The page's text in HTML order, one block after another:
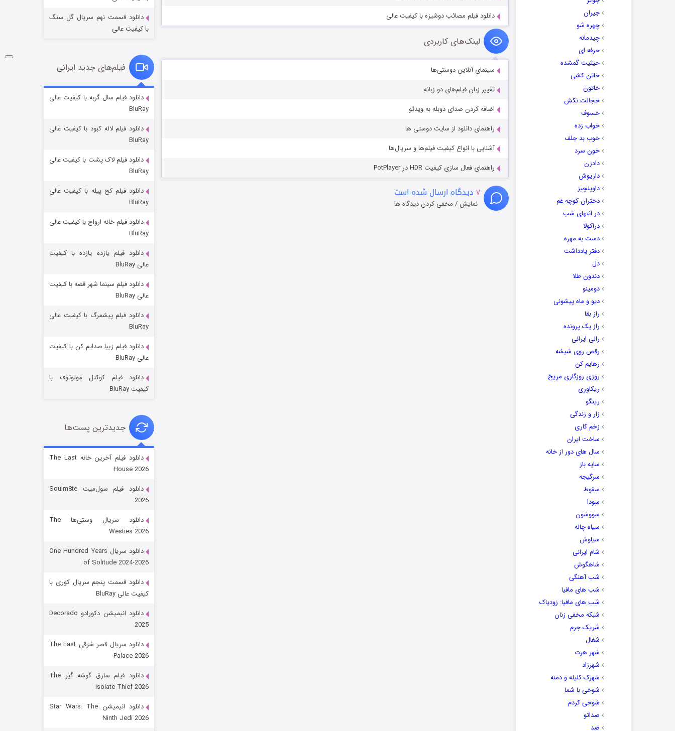
جیران
چهره شو
چیدمانه
حرفه ای
حیثیت گمشده
خائن کشی
خاتون
خجالت نکش
خسوف
خواب زده
خوب بد جلف
خون سرد
دادزن
داریوش
داوینچیز
دختران کوچه غم
در انتهای شب
دراکولا
دست به مهره
دفتر یادداشت
دل
دندون طلا
دومینو
دیو و ماه پیشونی
راز بقا
راز یک پرونده
رالی ایرانی
رقص روی شیشه
رهایم کن
روزی روزگاری مریخ
ریکاوری
رینگو
زار و زندگی
زخم کاری
ساخت ایران
سال های دور از خانه
سایه باز
سرگیجه
سقوط
سودا
سووشون
سیاه چاله
سیاوش
شام ایرانی
شاهگوش
شب آهنگی
شب های مافیا
شب های مافیا: زودیاک
شبکه مخفی زنان
شریک جرم
شغال
شهر هرت
شهرزاد
شهرک کلیله و دمنه
شوخی با شما
شوخی کردم
صداتو
ضد
دانلود فیلم مصائب دوشیزه با کیفیت عالی
لینک‌های کاربردی
سینمای آنلاین دوستی‌ها
تغییر زبان فیلم‌های دو زبانه
اضافه کردن صدای دوبله به ویدئو
راهنمای دانلود از سایت دوستی ها
آشنایی با انواع کیفیت فیلم‌ها و سریال‌ها
راهنمای فعال سازی کیفیت HDR در PotPlayer
۷ دیدگاه ارسال شده است
نمایش / مخفی کردن دیدگاه ها
شکست استوارت در نجات جهان
قسمت
شوگر فصل ۲
خاندان اژدها فصل ۳
قسمت
باب اسفنجی فصل ۱۷
قسمت
دانلود قسمت نهم سریال گل سنگ
با کیفیت عالی
فیلم‌های جدید ایرانی
دانلود فیلم سال گربه با کیفیت عالی
BluRay
دانلود فیلم لاله کبود با کیفیت عالی
BluRay
دانلود فیلم لاک پشت با کیفیت عالی
BluRay
دانلود فیلم کج‌ پیله با کیفیت عالی
BluRay
دانلود فیلم خانه ارواح با کیفیت عالی
BluRay
دانلود فیلم یازده یازده با کیفیت
عالی BluRay
دانلود فیلم سینما شهر قصه با کیفیت
عالی BluRay
دانلود فیلم پیشمرگ با کیفیت عالی
BluRay
دانلود فیلم زیبا صدایم کن با کیفیت
عالی BluRay
دانلود فیلم کوکتل مولوتوف با
کیفیت BluRay
جدیدترین پست‌ها
دانلود فیلم آخرین خانه The Last
House 2026
دانلود فیلم سول‌میت Soulm8te
2026
دانلود سریال وستی‌ها The
Westies 2026
دانلود سریال One Hundred Years
of Solitude 2024-2026
دانلود قسمت پنجم سریال کوری با
کیفیت عالی BluRay
دانلود انیمیشن دکورادو Decorado
2025
دانلود سریال قصر شرقی The East
Palace 2026
دانلود فیلم سارق گوشه گیر The
Isolate Thief 2026
دانلود انیمیشن Star Wars: The
Ninth Jedi 2026